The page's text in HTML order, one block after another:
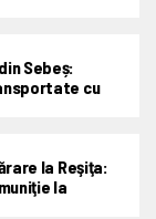
Sebeș:
cu
la Reşiţa:
la